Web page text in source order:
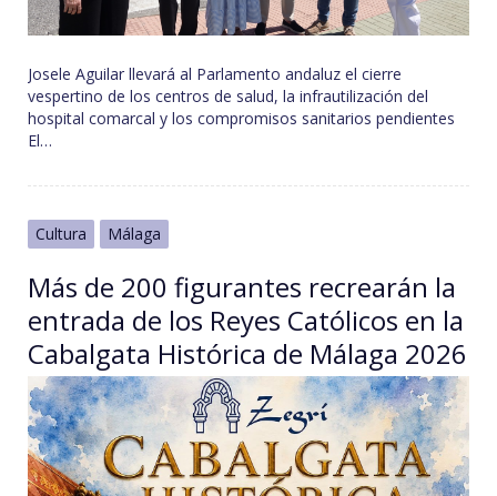
Josele Aguilar llevará al Parlamento andaluz el cierre
vespertino de los centros de salud, la infrautilización del
hospital comarcal y los compromisos sanitarios pendientes
El…
Cultura Málaga
Más de 200 figurantes recrearán la
entrada de los Reyes Católicos en la
Cabalgata Histórica de Málaga 2026